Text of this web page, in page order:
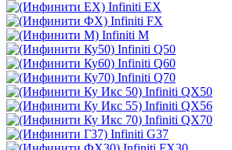
Infiniti EX
Infiniti FX
Infiniti M
Infiniti Q50
Infiniti Q60
Infiniti Q70
Infiniti QX50
Infiniti QX56
Infiniti QX70
Infiniti G37